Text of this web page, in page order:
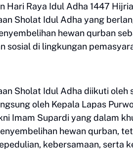
Hari Raya Idul Adha 1447
Sholat Idul Adha yang
hewan qurban
sosial di lingkungan
Sholat Idul Adha diikuti
oleh Kepala Lapas
Imam Supardi yang dalam
hewan qurban,
kebersamaan, serta